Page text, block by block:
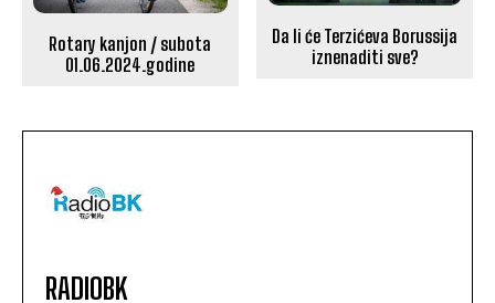
Rotary kanjon / subota
01.06.2024.godine
Da li će Terzićeva Borussija
iznenaditi sve?
RADIOBK